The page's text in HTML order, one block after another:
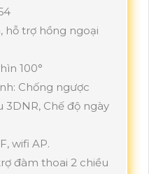
hỗ trợ hồng ngoại
100°
Chống ngược
3DNR, Chế độ ngày
wifi AP.
đàm thoai 2 chiều